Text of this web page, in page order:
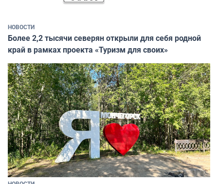
НОВОСТИ
Более 2,2 тысячи северян открыли для себя родной
край в рамках проекта «Туризм для своих»